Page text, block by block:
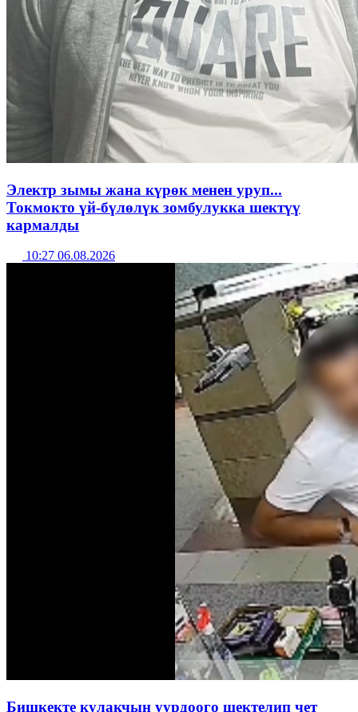
Электр зымы жана күрөк менен уруп...
Токмокто үй-бүлөлүк зомбулукка шектүү
кармалды
10:27 06.08.2026
Бишкекте кулакчын уурдоого шектелип чет